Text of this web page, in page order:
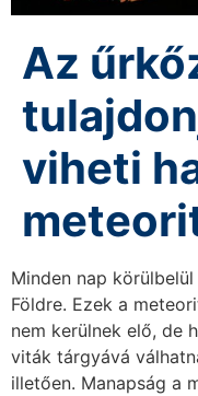
Az
viheti
Minden nap
Földre. Ezek a
nem kerülnek elő, de
viták tárgyává
illetően. Manapság a